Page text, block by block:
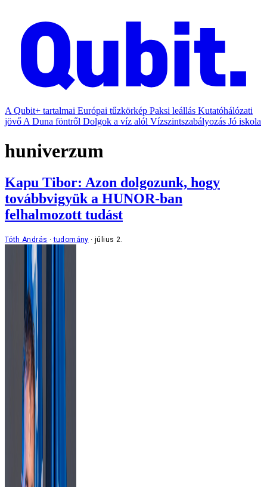
A Qubit+ tartalmai Európai tűzkörkép Paksi leállás Kutatóhálózati
jövő A Duna föntről Dolgok a víz alól Vízszintszabályozás Jó iskola
huniverzum
Kapu Tibor: Azon dolgozunk, hogy
továbbvigyük a HUNOR-ban
felhalmozott tudást
Tóth András tudomány július 2.